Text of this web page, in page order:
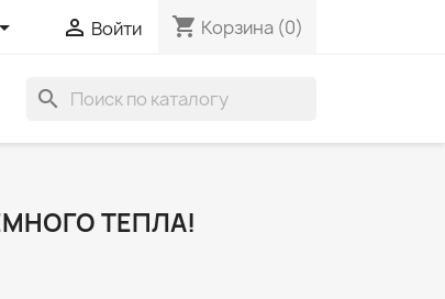
 Войти shopping_cart Корзина (0)
search
ТЕПЛА!